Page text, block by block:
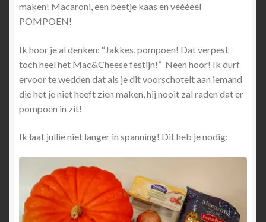
maken! Macaroni, een beetje kaas en vééééél
POMPOEN!
Ik hoor je al denken: “Jakkes, pompoen! Dat verpest
toch heel het Mac&Cheese festijn!” Neen hoor! Ik durf
ervoor te wedden dat als je dit voorschotelt aan iemand
die het je niet heeft zien maken, hij nooit zal raden dat er
pompoen in zit!
Ik laat jullie niet langer in spanning! Dit heb je nodig: